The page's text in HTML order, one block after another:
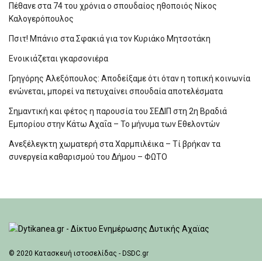
Πέθανε στα 74 του χρόνια ο σπουδαίος ηθοποιός Νίκος
Καλογερόπουλος
Πσιτ! Μπάνιο στα Σφακιά για τον Κυριάκο Μητσοτάκη
Ενοικιάζεται γκαρσονιέρα
Γρηγόρης Αλεξόπουλος: Αποδείξαμε ότι όταν η τοπική κοινωνία
ενώνεται, μπορεί να πετυχαίνει σπουδαία αποτελέσματα
Σημαντική και φέτος η παρουσία του ΣΕΔΙΠ στη 2η Βραδιά
Εμπορίου στην Κάτω Αχαΐα – Το μήνυμα των Εθελοντών
Ανεξέλεγκτη χωματερή στα Χαρμπιλέικα – Τί βρήκαν τα
συνεργεία καθαρισμού του Δήμου – ΦΩΤΟ
© 2020 Κατασκευή ιστοσελίδας - DSDC.gr